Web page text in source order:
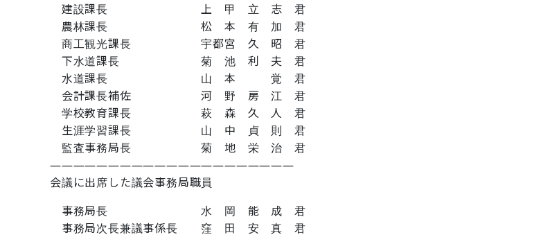
建設課長 上 甲 立 志 君
農林課長 松 本 有 加 君
商工観光課長 宇都宮 久 昭 君
下水道課長 菊 池 利 夫 君
水道課長 山 本 覚 君
会計課長補佐 河 野 房 江 君
学校教育課長 萩 森 久 人 君
生涯学習課長 山 中 貞 則 君
監査事務局長 菊 地 栄 治 君
―――――――――――――――――――――
会議に出席した議会事務局職員
事務局長 水 岡 能 成 君
事務局次長兼議事係長 窪 田 安 真 君